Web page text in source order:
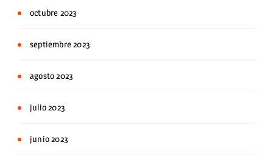
octubre 2023
septiembre 2023
agosto 2023
julio 2023
junio 2023